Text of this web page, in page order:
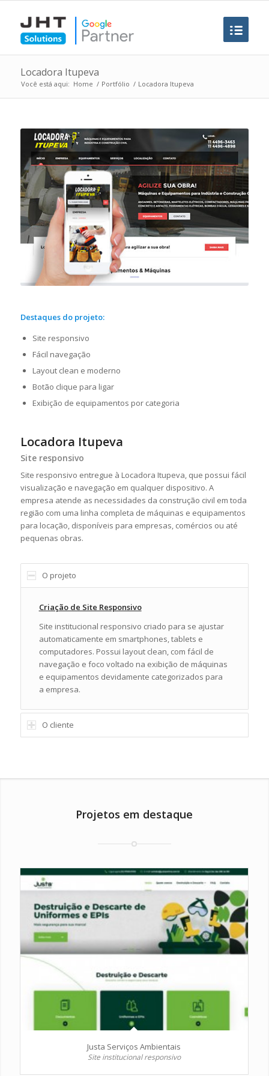
Locadora Itupeva
Você está aqui: Home / Portfólio / Locadora Itupeva
Destaques do projeto:
Site responsivo
Fácil navegação
Layout clean e moderno
Botão clique para ligar
Exibição de equipamentos por categoria
Locadora Itupeva
Site responsivo
Site responsivo entregue à Locadora Itupeva, que possui fácil
visualização e navegação em qualquer dispositivo. A
empresa atende as necessidades da construção civil em toda
região com uma linha completa de máquinas e equipamentos
para locação, disponíveis para empresas, comércios ou até
pequenas obras.
O projeto
Criação de Site Responsivo
Site institucional responsivo criado para se ajustar
automaticamente em smartphones, tablets e
computadores. Possui layout clean, com fácil de
navegação e foco voltado na exibição de máquinas
e equipamentos devidamente categorizados para
a empresa.
O cliente
Projetos em destaque
Justa Serviços Ambientais
Site institucional responsivo